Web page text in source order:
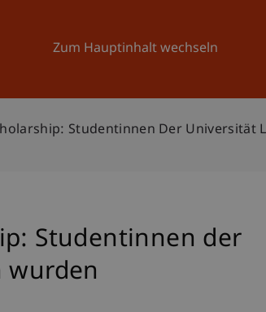
Zum Hauptinhalt wechseln
Universität Aktuelles
Studentinnen Der Universität
Studentinnen der
wurden